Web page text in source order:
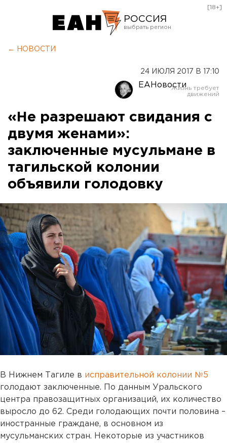
РОССИЯ
Оренбург
[18+]
← НОВОСТИ
24 ИЮЛЯ 2017 В 17:10
ЕАНовости
«Не разрешают свидания с
двумя женами»:
заключенные мусульмане в
тагильской колонии
объявили голодовку
В Нижнем Тагиле в исправительной колонии №5
голодают заключенные. По данным Уральского
центра правозащитных организаций, их количество
выросло до 62. Среди голодающих почти половина –
иностранные граждане, в основном из
мусульманских стран. Некоторые из участников